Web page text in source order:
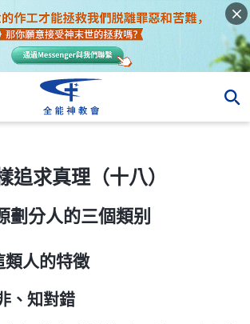
追求真理（十八）
劃分人的三個類别
類人的特徵
、知對錯